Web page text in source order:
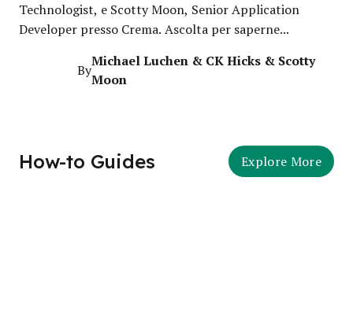
Technologist, e Scotty Moon, Senior Application
Developer presso Crema. Ascolta per saperne...
By
Michael Luchen & CK Hicks & Scotty
Moon
How-to Guides Explore More